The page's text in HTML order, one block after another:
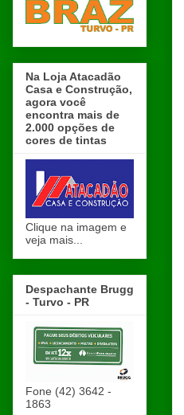
Na Loja Atacadão
Casa e Construção,
agora você
encontra mais de
2.000 opções de
cores de tintas
Clique na imagem e
veja mais...
Despachante Brugg
- Turvo - PR
Fone (42) 3642 -
1863